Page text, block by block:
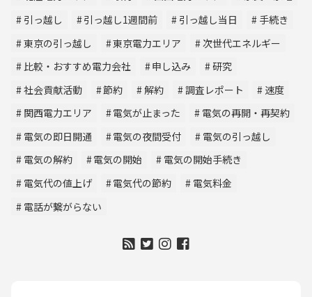
引っ越し
引っ越し1週間前 引っ越し当日
手続き
東京の引っ越し
東京電力エリア
次世代エネルギー
比較・おすすめ電力会社
申し込み
研究
社会貢献活動
節約 解約 調査レポート
速度
関西電力エリア
電気が止まった
電気の再開・再契約
電気の即日開通
電気の夜間受付
電気の引っ越し
電気の解約
電気の開始
電気の開始手続き
電気代の値上げ
電気代の節約
電気料金
電話が繋がらない